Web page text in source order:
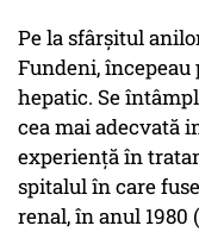
Pe la sfârșitul
Fundeni,
hepatic. Se
cea mai adecvată
experiență în
spitalul în care
renal, în anul 1980